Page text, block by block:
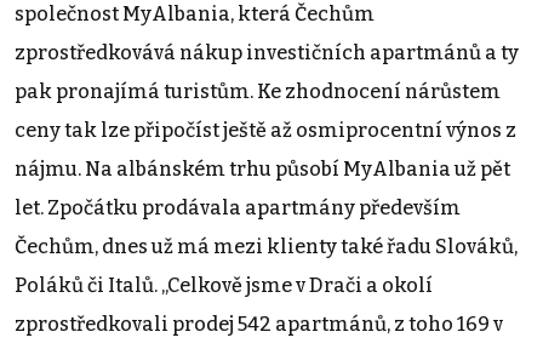
společnost MyAlbania, která Čechům
zprostředkovává nákup investičních apartmánů a ty
pak pronajímá turistům. Ke zhodnocení nárůstem
ceny tak lze připočíst ještě až osmiprocentní výnos z
nájmu. Na albánském trhu působí MyAlbania už pět
let. Zpočátku prodávala apartmány především
Čechům, dnes už má mezi klienty také řadu Slováků,
Poláků či Italů. „Celkově jsme v Drači a okolí
zprostředkovali prodej 542 apartmánů, z toho 169 v